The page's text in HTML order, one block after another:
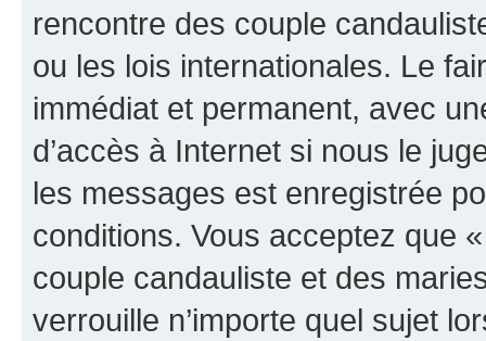
rencontre des couple
ou les lois internationales. Le
immédiat et permanent, avec
d’accès à Internet si nous le
les messages est enregistrée
conditions. Vous acceptez que
couple candauliste et des
verrouille n’importe quel sujet